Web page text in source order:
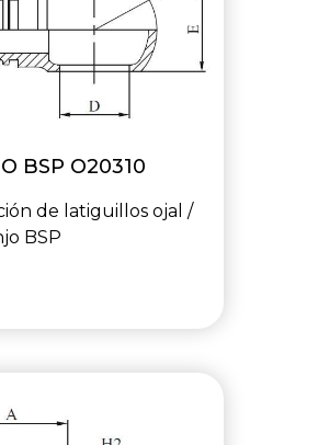
BSP O20310
de latiguillos ojal /
BSP